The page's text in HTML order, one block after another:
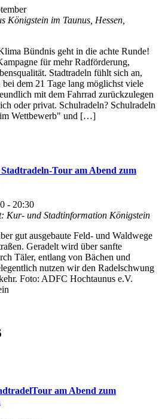
Königstein im Taunus, Hessen,
Bündnis geht in die achte Runde!
für mehr Radförderung,
Stadtradeln fühlt sich an,
dem 21 Tage lang möglichst viele
mit dem Fahrrad zurückzulegen
oder privat. Schulradeln? Schulradeln
Wettbewerb" und […]
Tour am Abend zum
- 20:30
Kur- und Stadtinformation Königstein
gut ausgebaute Feld- und Waldwege
Geradelt wird über sanfte
Täler, entlang von Bächen und
nutzen wir den Radelschwung
Foto: ADFC Hochtaunus e.V.
am Abend zum